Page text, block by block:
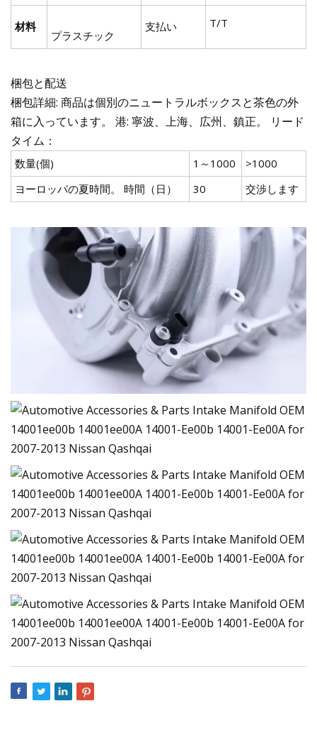
材料
プラスチック
支払い T/T
梱包と配送
梱包詳細: 商品は個別のニュートラルボックスと茶色の外
箱に入っています。 港: 寧波、上海、広州、鎮正。 リード
タイム：
数量(個) 1～1000
>1000
ヨーロッパの夏時間。 時間（日）
30 交渉します